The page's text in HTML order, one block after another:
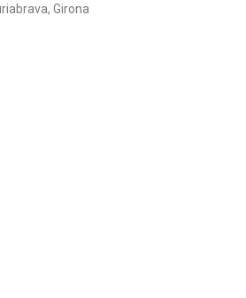
Girona